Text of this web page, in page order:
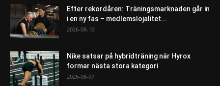
Efter rekordåren: Träningsmarknaden går in
i en ny fas – medlemslojalitet...
2026-08-10
Nike satsar på hybridträning när Hyrox
formar nästa stora kategori
2026-08-07